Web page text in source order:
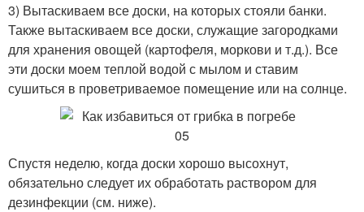
3) Вытаскиваем все доски, на которых стояли банки.
Также вытаскиваем все доски, служащие загородками
для хранения овощей (картофеля, моркови и т.д.). Все
эти доски моем теплой водой с мылом и ставим
сушиться в проветриваемое помещение или на солнце.
Спустя неделю, когда доски хорошо высохнут,
обязательно следует их обработать раствором для
дезинфекции (см. ниже).